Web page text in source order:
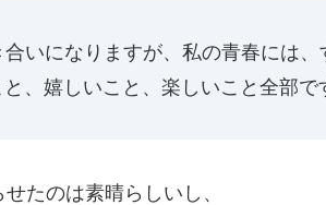
合いになりますが、私の青春には、
、嬉しいこと、楽しいこと全部で
たのは素晴らしいし、